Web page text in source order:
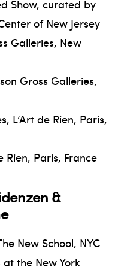
Show, curated by
of New Jersey
Galleries, New
Gross Galleries,
L’Art de Rien, Paris,
Rien, Paris, France
&
New School, NYC
the New York